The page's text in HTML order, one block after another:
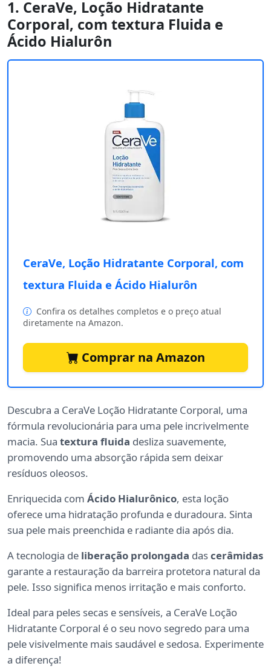
1. CeraVe, Loção Hidratante
Corporal, com textura Fluida e
Ácido Hialurôn
CeraVe, Loção Hidratante Corporal, com
textura Fluida e Ácido Hialurôn
Confira os detalhes completos e o preço atual
diretamente na Amazon.
Comprar na Amazon
Descubra a CeraVe Loção Hidratante Corporal, uma
fórmula revolucionária para uma pele incrivelmente
macia. Sua textura fluida desliza suavemente,
promovendo uma absorção rápida sem deixar
resíduos oleosos.
Enriquecida com Ácido Hialurônico, esta loção
oferece uma hidratação profunda e duradoura. Sinta
sua pele mais preenchida e radiante dia após dia.
A tecnologia de liberação prolongada dascerâmidas
garante a restauração da barreira protetora natural da
pele. Isso significa menos irritação e mais conforto.
Ideal para peles secas e sensíveis, a CeraVe Loção
Hidratante Corporal é o seu novo segredo para uma
pele visivelmente mais saudável e sedosa. Experimente
a diferença!